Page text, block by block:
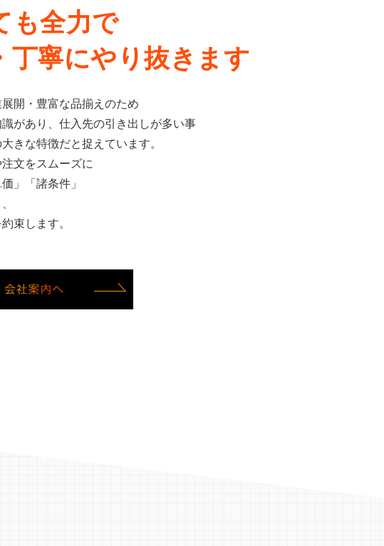
も全力で
丁寧にやり抜きます
開・豊富な品揃えのため
があり、仕入先の引き出しが多い事
きな特徴だと捉えています。
文をスムーズに
」「諸条件」
束します。